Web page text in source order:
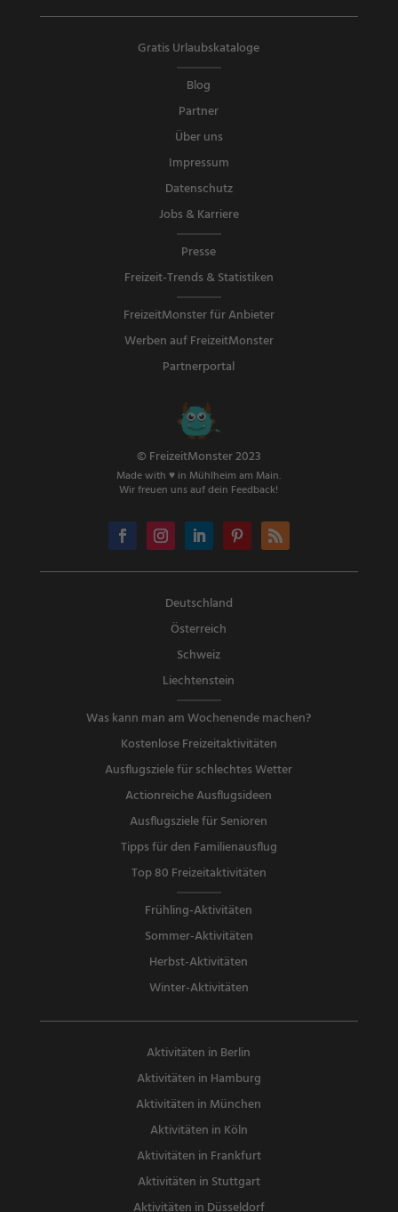
Gratis Urlaubskataloge
Blog
Partner
Über uns
Impressum
Datenschutz
Jobs & Karriere
Presse
Freizeit-Trends & Statistiken
FreizeitMonster für Anbieter
Werben auf FreizeitMonster
Partnerportal
© FreizeitMonster 2023
Made with ♥ in Mühlheim am Main.
Wir freuen uns auf dein Feedback!
Deutschland
Österreich
Schweiz
Liechtenstein
Was kann man am Wochenende machen?
Kostenlose Freizeitaktivitäten
Ausflugsziele für schlechtes Wetter
Actionreiche Ausflugsideen
Ausflugsziele für Senioren
Tipps für den Familienausflug
Top 80 Freizeitaktivitäten
Frühling-Aktivitäten
Sommer-Aktivitäten
Herbst-Aktivitäten
Winter-Aktivitäten
Aktivitäten in Berlin
Aktivitäten in Hamburg
Aktivitäten in München
Aktivitäten in Köln
Aktivitäten in Frankfurt
Aktivitäten in Stuttgart
Aktivitäten in Düsseldorf